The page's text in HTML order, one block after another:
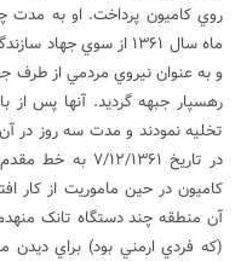
روي کاميون پرداخت. او به مدت
ماه سال ۱۳۶۱ از سوي
و به عنوان نيروي مردمي از طرف
رهسپار جبهه گرديد. آنها پس از
تخليه نمودند و مدت سه روز در
در تاريخ ۷/۱۲/
کاميون در حين ماموريت از کار
آن منطقه چند دستگاه تانک
(که فردي ارمني بود) براي ديدن